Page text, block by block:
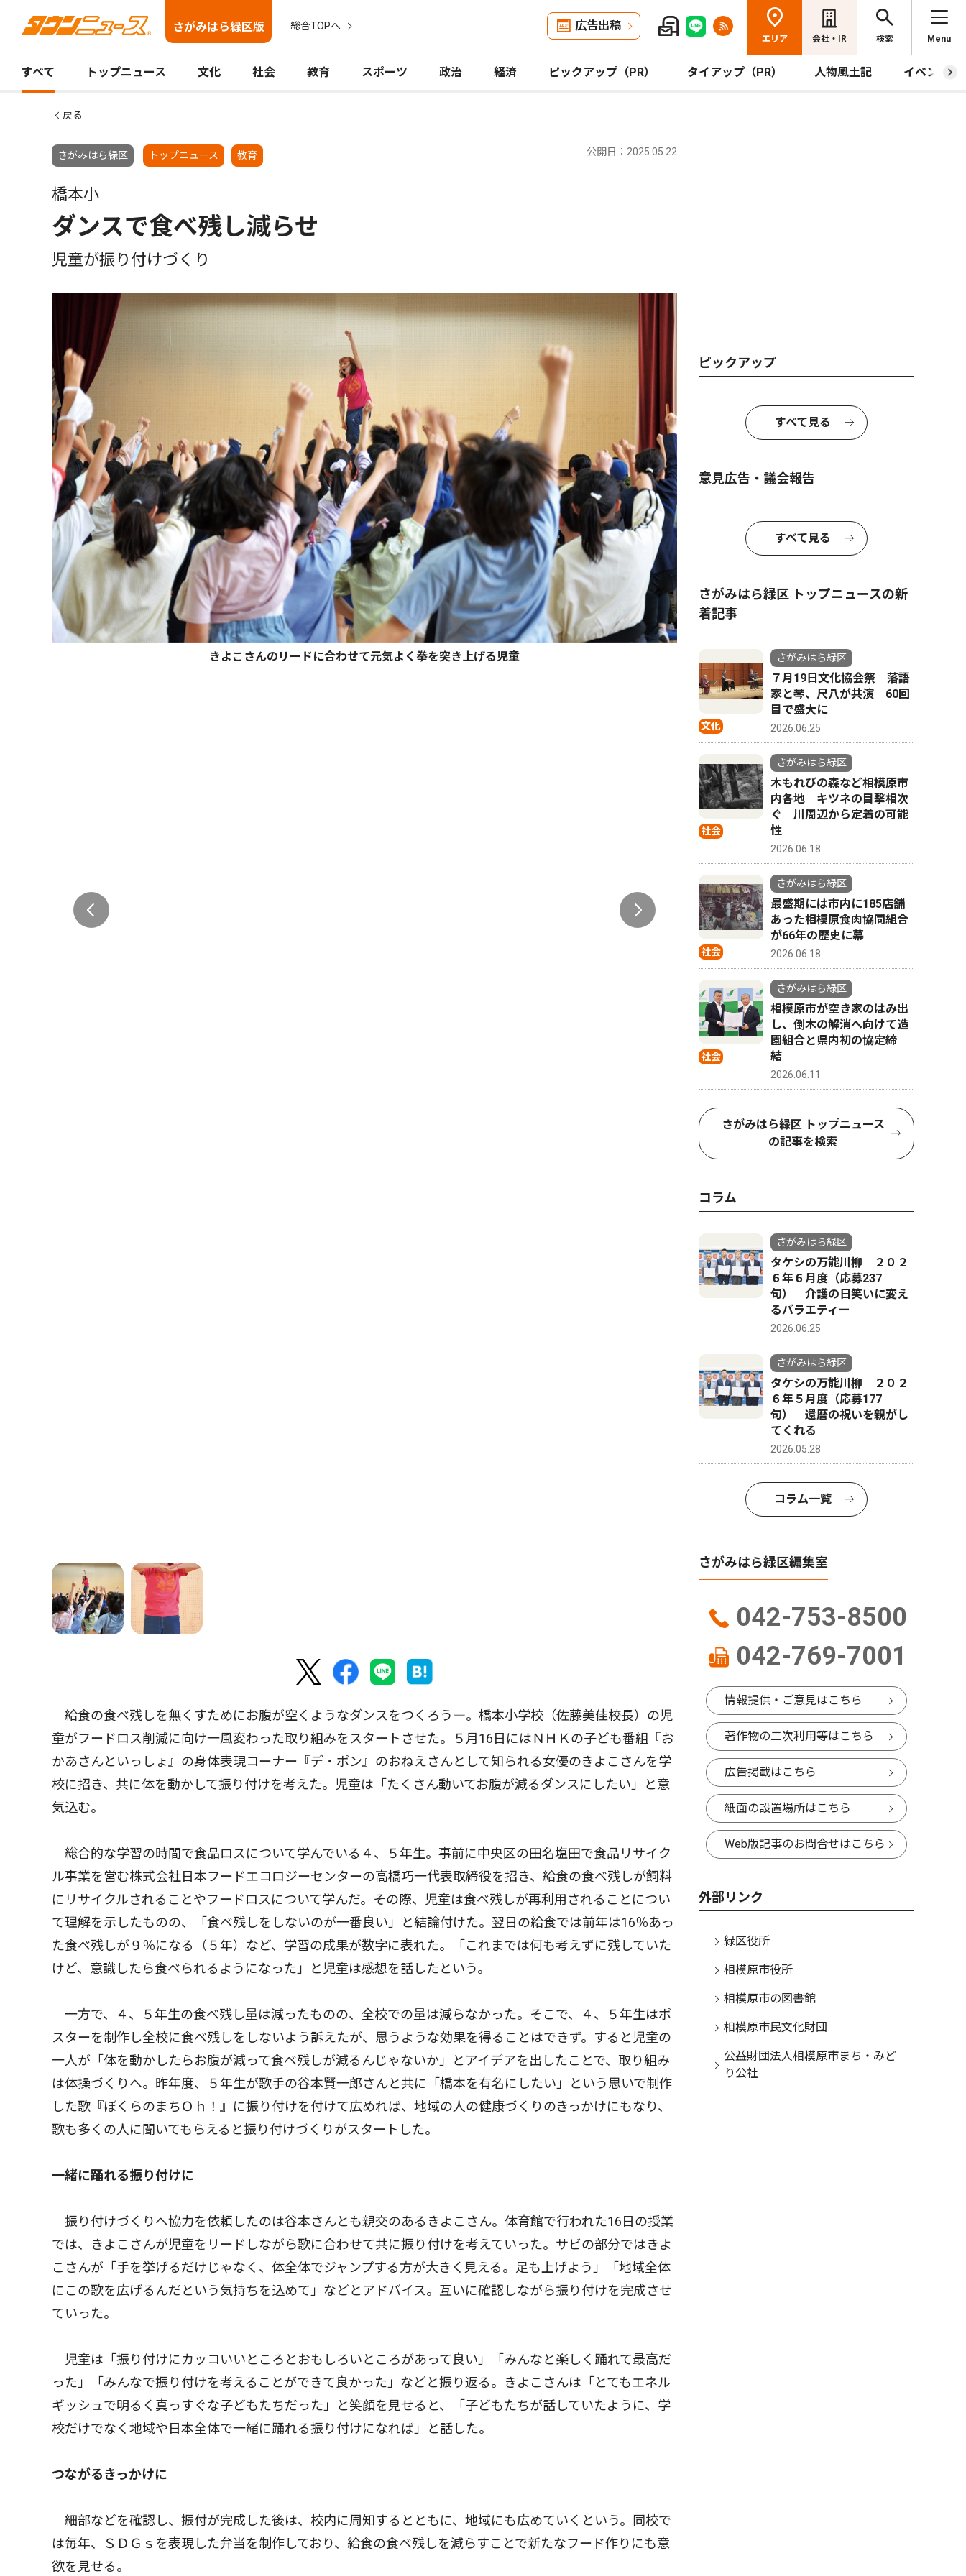
さがみはら緑区版 総合TOPへ 広告出稿
エリア 会社・IR 検索 Menu
すべて トップニュース 文化 社会 教育 スポーツ 政治 経済 ピックアップ（PR） タイアップ（PR） 人物風土記 イベント
戻る
さがみはら緑区 トップニュース 教育 公開日：2025.05.22
橋本小
ダンスで食べ残し減らせ
児童が振り付けづくり
きよこさんのリードに合わせて元気よく拳を突き上げる児童
給食の食べ残しを無くすためにお腹が空くようなダンスをつくろう―。橋本小学校（佐藤美佳校長）の児
童がフードロス削減に向け一風変わった取り組みをスタートさせた。５月16日にはＮＨＫの子ども番組『お
かあさんといっしょ』の身体表現コーナー『デ・ポン』のおねえさんとして知られる女優のきよこさんを学
校に招き、共に体を動かして振り付けを考えた。児童は「たくさん動いてお腹が減るダンスにしたい」と意
気込む。
総合的な学習の時間で食品ロスについて学んでいる４、５年生。事前に中央区の田名塩田で食品リサイク
ル事業を営む株式会社日本フードエコロジーセンターの高橋巧一代表取締役を招き、給食の食べ残しが飼料
にリサイクルされることやフードロスについて学んだ。その際、児童は食べ残しが再利用されることについ
て理解を示したものの、「食べ残しをしないのが一番良い」と結論付けた。翌日の給食では前年は16％あっ
た食べ残しが９％になる（５年）など、学習の成果が数字に表れた。「これまでは何も考えずに残していた
けど、意識したら食べられるようになった」と児童は感想を話したという。
一方で、４、５年生の食べ残し量は減ったものの、全校での量は減らなかった。そこで、４、５年生はポ
スターを制作し全校に食べ残しをしないよう訴えたが、思うような効果を得ることはできず。すると児童の
一人が「体を動かしたらお腹が減って食べ残しが減るんじゃないか」とアイデアを出したことで、取り組み
は体操づくりへ。昨年度、５年生が歌手の谷本賢一郎さんと共に「橋本を有名にしたい」という思いで制作
した歌『ぼくらのまちＯｈ！』に振り付けを付けて広めれば、地域の人の健康づくりのきっかけにもなり、
歌も多くの人に聞いてもらえると振り付けづくりがスタートした。
一緒に踊れる振り付けに
振り付けづくりへ協力を依頼したのは谷本さんとも親交のあるきよこさん。体育館で行われた16日の授業
では、きよこさんが児童をリードしながら歌に合わせて共に振り付けを考えていった。サビの部分ではきよ
こさんが「手を挙げるだけじゃなく、体全体でジャンプする方が大きく見える。足も上げよう」「地域全体
にこの歌を広げるんだという気持ちを込めて」などとアドバイス。互いに確認しながら振り付けを完成させ
ていった。
児童は「振り付けにカッコいいところとおもしろいところがあって良い」「みんなと楽しく踊れて最高だ
った」「みんなで振り付けを考えることができて良かった」などと振り返る。きよこさんは「とてもエネル
ギッシュで明るく真っすぐな子どもたちだった」と笑顔を見せると、「子どもたちが話していたように、学
校だけでなく地域や日本全体で一緒に踊れる振り付けになれば」と話した。
つながるきっかけに
細部などを確認し、振付が完成した後は、校内に周知するとともに、地域にも広めていくという。同校で
は毎年、ＳＤＧｓを表現した弁当を制作しており、給食の食べ残しを減らすことで新たなフード作りにも意
欲を見せる。
ピックアップ
すべて見る
意見広告・議会報告
すべて見る
さがみはら緑区 トップニュースの新
着記事
文化
さがみはら緑区
７月19日文化協会祭 落語
家と琴、尺八が共演 60回
目で盛大に
2026.06.25
社会
さがみはら緑区
木もれびの森など相模原市
内各地 キツネの目撃相次
ぐ 川周辺から定着の可能
性
2026.06.18
社会
さがみはら緑区
最盛期には市内に185店舗
あった相模原食肉協同組合
が66年の歴史に幕
2026.06.18
社会
さがみはら緑区
相模原市が空き家のはみ出
し、倒木の解消へ向けて造
園組合と県内初の協定締
結
2026.06.11
さがみはら緑区 トップニュース
の記事を検索
コラム
さがみはら緑区
タケシの万能川柳 ２０２
６年６月度（応募237
句） 介護の日笑いに変え
るバラエティー
2026.06.25
さがみはら緑区
タケシの万能川柳 ２０２
６年５月度（応募177
句） 還暦の祝いを親がし
てくれる
2026.05.28
コラム一覧
さがみはら緑区編集室
042-753-8500
042-769-7001
情報提供・ご意見はこちら
著作物の二次利用等はこちら
広告掲載はこちら
紙面の設置場所はこちら
Web版記事のお問合せはこちら
外部リンク
緑区役所
相模原市役所
相模原市の図書館
相模原市民文化財団
公益財団法人相模原市まち・みど
り公社